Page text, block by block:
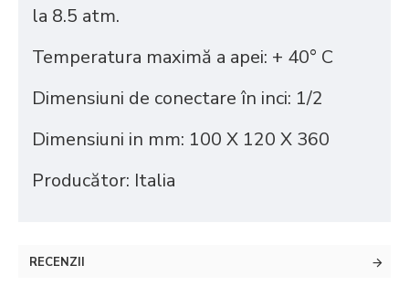
la 8.5 atm.
Temperatura maximă a apei: + 40° С
Dimensiuni de conectare în inci: 1/2
Dimensiuni in mm: 100 Х 120 Х 360
Producător: Italia
RECENZII